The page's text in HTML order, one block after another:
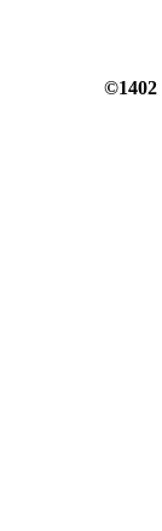
1402©